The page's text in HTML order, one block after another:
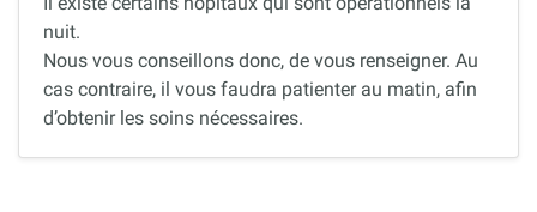
nuit.
Nous vous conseillons donc, de vous renseigner. Au
cas contraire, il vous faudra patienter au matin, afin
d’obtenir les soins nécessaires.